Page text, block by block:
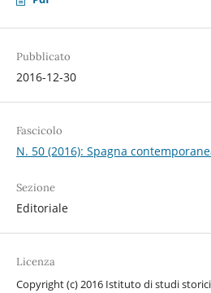
Pubblicato
2016-12-30
Fascicolo
N. 50 (2016): Spagna
Sezione
Editoriale
Licenza
Copyright (c) 2016 Istituto di studi